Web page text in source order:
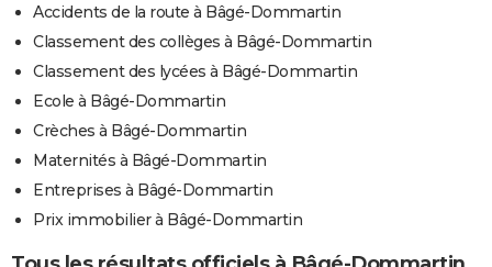
Accidents de la route à Bâgé-Dommartin
Classement des collèges à Bâgé-Dommartin
Classement des lycées à Bâgé-Dommartin
Ecole à Bâgé-Dommartin
Crèches à Bâgé-Dommartin
Maternités à Bâgé-Dommartin
Entreprises à Bâgé-Dommartin
Prix immobilier à Bâgé-Dommartin